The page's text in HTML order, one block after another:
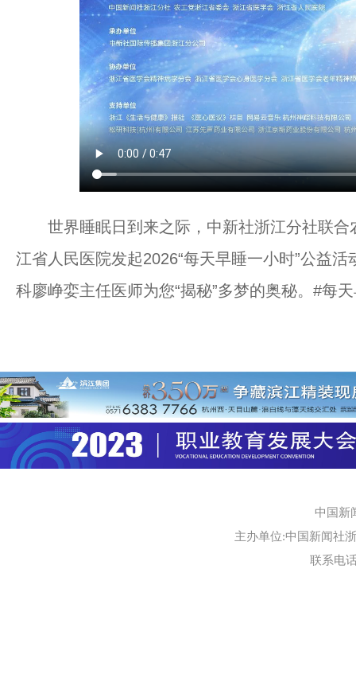
世界睡眠日到来之际，中新社浙江分社联合
江省人民医院发起2026“每天早睡一小时”公益
科廖峥娈主任医师为您“揭秘”多梦的奥秘。#每
中国新
主办单位:中国新闻社
联系电